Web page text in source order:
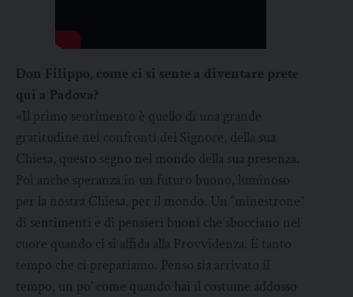
Don Filippo, come ci si sente a diventare prete
qui a Padova?
«Il primo sentimento è quello di una grande
gratitudine nei confronti del Signore, della sua
Chiesa, questo segno nel mondo della sua presenza.
Poi anche speranza in un futuro buono, luminoso
per la nostra Chiesa, per il mondo. Un “minestrone”
di sentimenti e di pensieri buoni che sbocciano nel
cuore quando ci si affida alla Provvidenza. È tanto
tempo che ci prepariamo. Penso sia arrivato il
tempo, un po’ come quando hai il costume addosso